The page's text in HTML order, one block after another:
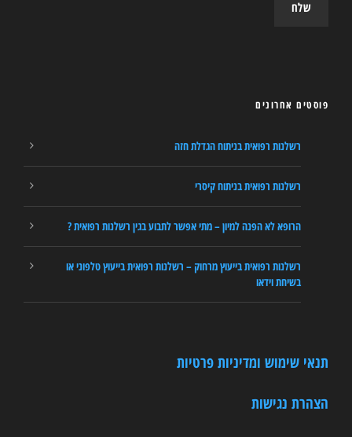
פוסטים אחרונים
רשלנות רפואית בניתוח הגדלת חזה
רשלנות רפואית בניתוח קיסרי
הרופא לא הפנה למיון – מתי אפשר לתבוע בגין רשלנות רפואית ?
רשלנות רפואית בייעוץ מרחוק – רשלנות רפואית בייעוץ טלפוני או
בשיחת וידאו
תנאי שימוש ומדיניות פרטיות
הצהרת נגישות